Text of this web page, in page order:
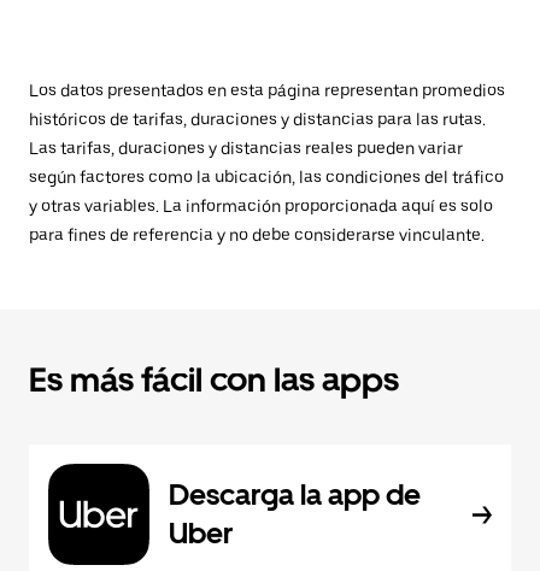
Los datos presentados en esta página representan promedios
históricos de tarifas, duraciones y distancias para las rutas.
Las tarifas, duraciones y distancias reales pueden variar
según factores como la ubicación, las condiciones del tráfico
y otras variables. La información proporcionada aquí es solo
para fines de referencia y no debe considerarse vinculante.
Es más fácil con las apps
Descarga la app de
Uber